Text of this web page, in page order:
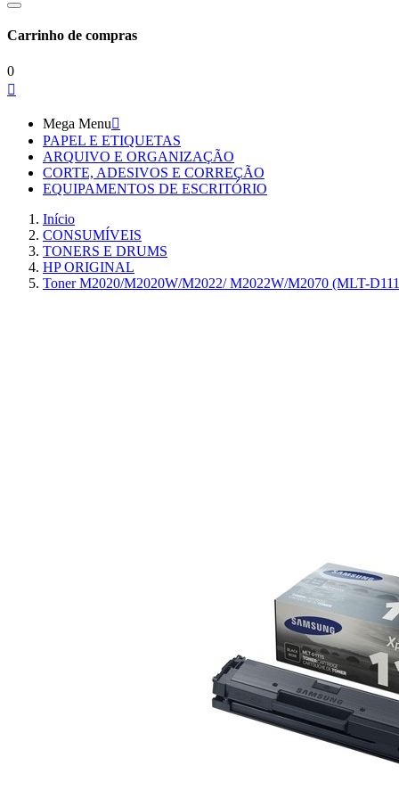
Carrinho de compras
0

Mega Menu
PAPEL E ETIQUETAS
ARQUIVO E ORGANIZAÇÃO
CORTE, ADESIVOS E CORREÇÃO
EQUIPAMENTOS DE ESCRITÓRIO
Início
CONSUMÍVEIS
TONERS E DRUMS
HP ORIGINAL
Toner M2020/M2020W/M2022/ M2022W/M2070 (MLT-